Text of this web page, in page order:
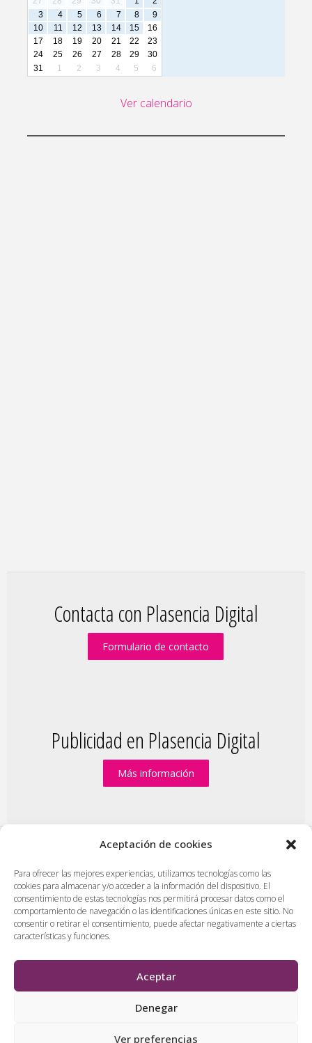
Aceptación de cookies
Para ofrecer las mejores experiencias, utilizamos tecnologías como las
cookies para almacenar y/o acceder a la información del dispositivo. El
consentimiento de estas tecnologías nos permitirá procesar datos como el
comportamiento de navegación o las identificaciones únicas en este sitio. No
consentir o retirar el consentimiento, puede afectar negativamente a ciertas
características y funciones.
Aceptar
Denegar
Ver preferencias
3
4 5 6 7 8
9
10
11 12 13 14 15
16
17
18 19 20 21 22
23
24
25 26 27 28 29
30
31
1 2 3 4 5 6
Ver calendario
Contacta con Plasencia Digital
Formulario de contacto
Publicidad en Plasencia Digital
Más información
PlasenciaDigital.com | Formulario de contacto
Publicidad en Plasencia Digital
|
Política de cookies (UE)
| Protección de datos
|
Aviso legal
| Diseño web en Plasencia
por los administradores antes de ser publicado. No se aceptarán
contenidos que falten al respeto, insulten o desprecien a
personas, lugares o empresas.